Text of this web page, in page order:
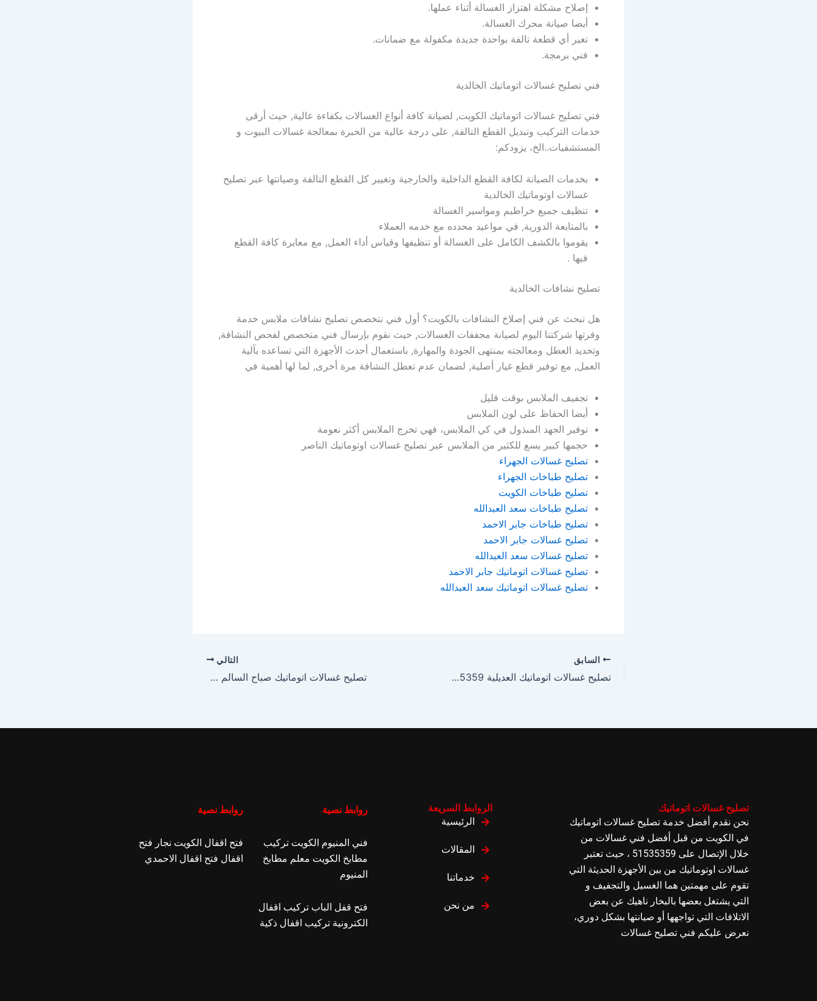
إصلاح مشكلة اهتزاز الغسالة أثناء عملها.
أيضا صيانة محرك الغسالة.
تغير أي قطعة تالفة بواحدة جديدة مكفولة مع ضمانات.
فني برمجة.
فني تصليح غسالات اتوماتيك الخالدية
فني تصليح غسالات اتوماتيك الكويت, لصيانة كافة أنواع الغسالات بكفاءة عالية, حيث أرقى
خدمات التركيب وتبديل القطع التالفة, على درجة عالية من الخبرة بمعالجة غسالات البيوت و
المستشفيات..الخ، يزودكم:
بخدمات الصيانة لكافة القطع الداخلية والخارجية وتغيير كل القطع التالفة وصيانتها عبر تصليح
غسالات اوتوماتيك الخالدية
تنظيف جميع خراطيم ومواسير الغسالة
بالمتابعة الدورية, في مواعيد محدده مع خدمه العملاء
يقوموا بالكشف الكامل على الغسالة أو تنظيفها وقياس أداء العمل, مع معايرة كافة القطع
فيها .
تصليح نشافات الخالدية
هل تبحث عن فني إصلاخ النشافات بالكويت؟ أول فني نتخصص تصليح نشافات ملابس خدمة
وفرتها شركتنا اليوم لصيانة مجففات الغسالات, حيث نقوم بإرسال فني متخصص لفحص النشافة,
وتحديد العطل ومعالجته بمنتهى الجودة والمهارة, باستعمال أحدث الأجهزة التي تساعده بآلية
العمل, مع توفير قطع غيار أصلية, لضمان عدم تعطل النشافة مرة أخرى, لما لها أهمية في
تجفيف الملابس بوقت قليل
أيضا الحفاظ على لون الملابس
توفير الجهد المبذول في كي الملابس، فهي تخرج الملابس أكثر نعومة
حجمها كبير يسع للكثير من الملابس عبر تصليح غسالات اوتوماتيك الناصر
تصليح غسالات الجهراء
تصليح طباخات الجهراء
تصليح طباخات الكويت
تصليح طباخات سعد العبدالله
تصليح طباخات جابر الاحمد
تصليح غسالات جابر الاحمد
تصليح غسالات سعد العبدالله
تصليح غسالات اتوماتيك جابر الاحمد
تصليح غسالات اتوماتيك سعد العبدالله
السابق
تصليح غسالات اتوماتيك العديلية 51535359 صيانة غسالات العديلية
التالي
تصليح غسالات اتوماتيك صباح السالم 51535359 صيانة غسالات صباح السالم
تصليح غسالات اتوماتيك
نحن نقدم أفضل خدمة تصليح غسالات اتوماتيك
في الكويت من قبل أفضل فني غسالات من
خلال الإتصال على 51535359 ، حيث تعتبر
غسالات اوتوماتيك من بين الأجهزة الحديثة التي
تقوم على مهمتين هما الغسيل والتجفيف و
التي يشتغل بعضها بالبخار ناهيك عن بعض
الاتلافات التي تواجهها أو صيانتها بشكل دوري،
نعرض عليكم فني تصليح غسالات
الروابط السريعة
الرئيسية
المقالات
خدماتنا
من نحن
روابط نصية
فني المنيوم الكويت تركيب
مطابخ الكويت معلم مطابخ
المنيوم
فتح قفل الباب تركيب اقفال
الكترونية تركيب اقفال ذكية
روابط نصية
فتح اقفال الكويت نجار فتح
اقفال فتح اقفال الاحمدي